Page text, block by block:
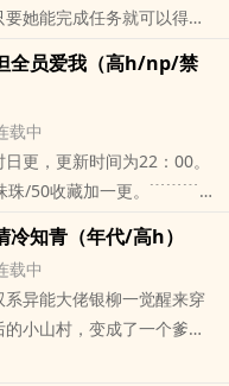
她能完成任务就可以得到
哪不是打。可是没有人告
，也没人告诉他是这样的
经人。系统：可以复活。
不正经的工作。 总结：
要活命误入前颜色系统，
事。第一个世界：绝美高
表狼狗弟弟 现实世界中
花哥哥，在梦境中被关在
最后深陷其中。（菊交/脐
/潮吹/舔穴/道具/露
全员爱我（高h/np/禁
载中
更，更新时间为22：00。
/50收藏加一更。﹉﹉﹉﹉
两本同步更新的
以收藏！1.《快穿之在梦
科）2.《末世大佬七零娇
）★预收文：?枕骨?（古代
别忘记收藏哦！本文文
知青（年代/高h）
载中
异能大佬银柳一觉醒来穿
小山村，变成了一个爹死